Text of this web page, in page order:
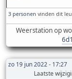
3 personen vinden dit
Weerstation op
zo 19 jun 2022 - 17:27
Laatste